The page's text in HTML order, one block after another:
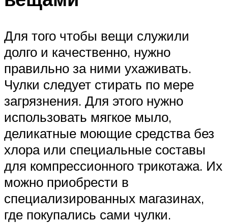
Для того чтобы вещи служили
долго и качественно, нужно
правильно за ними ухаживать.
Чулки следует стирать по мере
загрязнения. Для этого нужно
использовать мягкое мыло,
деликатные моющие средства без
хлора или специальные составы
для компрессионного трикотажа. Их
можно приобрести в
специализированных магазинах,
где покупались сами чулки.